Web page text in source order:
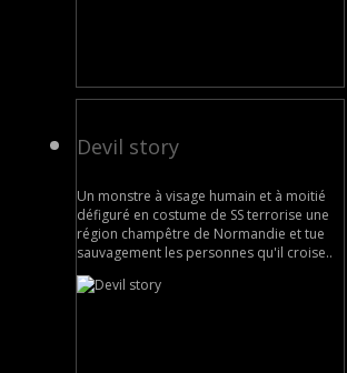
Devil story
Un monstre à visage humain et à moitié
défiguré en costume de SS terrorise une
région champêtre de Normandie et tue
sauvagement les personnes qu'il croise..